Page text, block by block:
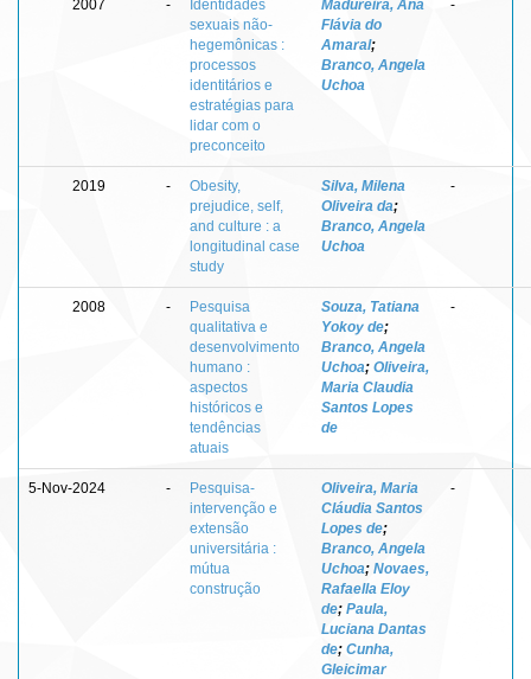
2007 -
Identidades
sexuais não-
hegemônicas :
processos
identitários e
estratégias para
lidar com o
preconceito
Madureira, Ana
Flávia do
Amaral;
Branco, Angela
Uchoa
-
2019 -
Obesity,
prejudice, self,
and culture : a
longitudinal case
study
Silva, Milena
Oliveira da;
Branco, Angela
Uchoa
-
2008 -
Pesquisa
qualitativa e
desenvolvimento
humano :
aspectos
históricos e
tendências
atuais
Souza, Tatiana
Yokoy de;
Branco, Angela
Uchoa; Oliveira,
Maria Claudia
Santos Lopes
de
-
5-Nov-2024 -
Pesquisa-
intervenção e
extensão
universitária :
mútua
construção
Oliveira, Maria
Cláudia Santos
Lopes de;
Branco, Angela
Uchoa; Novaes,
Rafaella Eloy
de; Paula,
Luciana Dantas
de; Cunha,
Gleicimar
-